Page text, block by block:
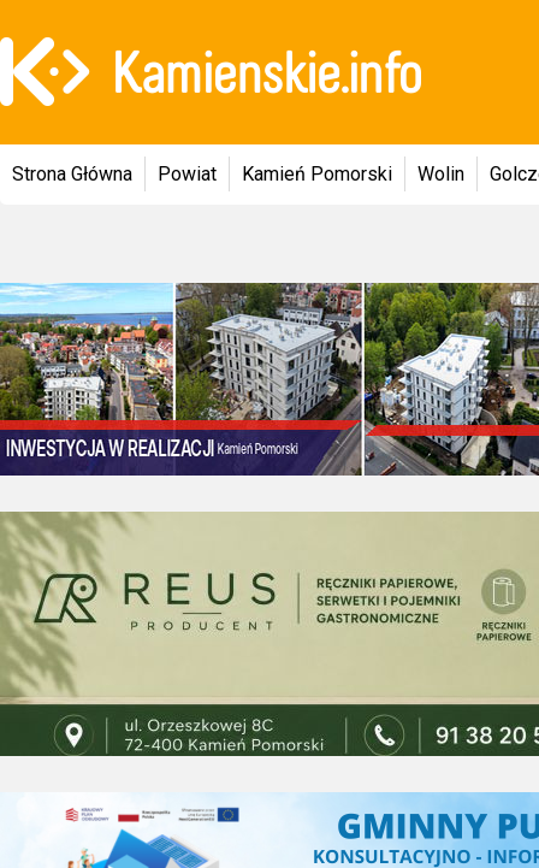
Strona Główna Powiat Kamień Pomorski Wolin